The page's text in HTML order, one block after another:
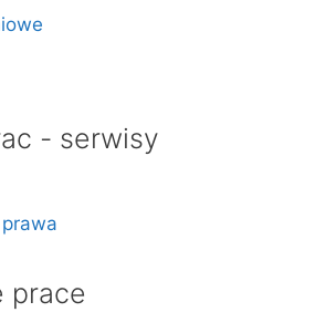
- serwisy
prace